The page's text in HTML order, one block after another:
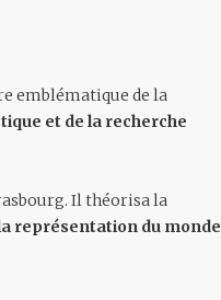
emblématique de la
et de la recherche
Il théorisa la
représentation du monde